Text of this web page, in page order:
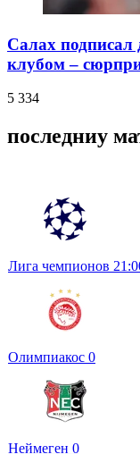
Салах подписал
клубом –
5 334
последниу
Лига чемпионов
Олимпиакос 0
Неймеген 0